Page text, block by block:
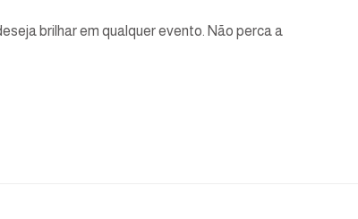
brilhar em qualquer evento. Não perca a